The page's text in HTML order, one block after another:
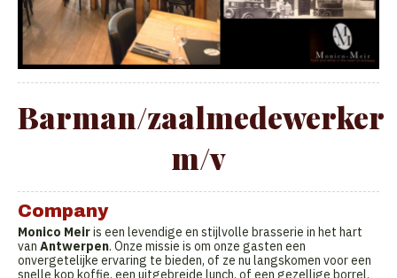
Barman/zaalmedewerker
m/v
Company
Monico Meiris een levendige en stijlvolle brasserie in het hart
van Antwerpen. Onze missie is om onze gasten een
onvergetelijke ervaring te bieden, of ze nu langskomen voor een
snelle kop koffie, een uitgebreide lunch, of een gezellige borrel.